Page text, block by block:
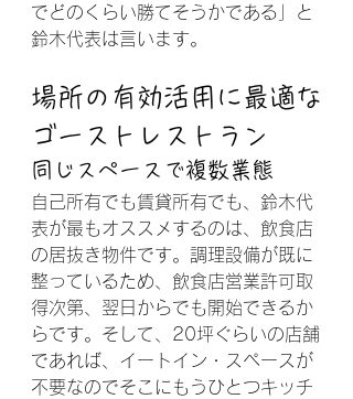
でどのくらい勝てそうかである」と
鈴木代表は言います。
場所の有効活用に最適な
ゴーストレストラン
同じスペースで複数業態
自己所有でも賃貸所有でも、鈴木代
表が最もオススメするのは、飲食店
の居抜き物件です。調理設備が既に
整っているため、飲食店営業許可取
得次第、翌日からでも開始できるか
らです。そして、20坪ぐらいの店舗
であれば、イートイン・スペースが
不要なのでそこにもうひとつキッチ